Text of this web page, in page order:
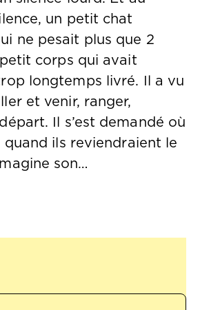
un petit chat
ne pesait plus que 2
corps qui avait
longtemps livré. Il a vu
et venir, ranger,
Il s’est demandé où
ils reviendraient le
son…